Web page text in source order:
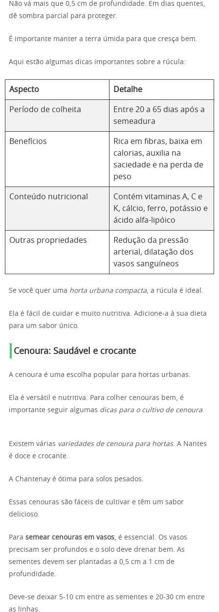
Não vá mais que 0,5 cm de profundidade. Em dias quentes,
dê sombra parcial para proteger.
É importante manter a terra úmida para que cresça bem.
Aqui estão algumas dicas importantes sobre a rúcula:
Aspecto Detalhe
Período de colheita
Entre 20 a 65 dias após a
semeadura
Benefícios
Rica em fibras, baixa em
calorias, auxilia na
saciedade e na perda de
peso
Conteúdo nutricional
Contém vitaminas A, C e
K, cálcio, ferro, potássio e
ácido alfa-lipóico
Outras propriedades
Redução da pressão
arterial, dilatação dos
vasos sanguíneos
Se você quer uma horta urbana compacta, a rúcula é ideal.
Ela é fácil de cuidar e muito nutritiva. Adicione-a à sua dieta
para um sabor único.
Cenoura: Saudável e crocante
A cenoura é uma escolha popular para hortas urbanas.
Ela é versátil e nutritiva. Para colher cenouras bem, é
importante seguir algumas dicas para o cultivo de cenoura.
Existem várias variedades de cenoura para hortas. A Nantes
é doce e crocante.
A Chantenay é ótima para solos pesados.
Essas cenouras são fáceis de cultivar e têm um sabor
delicioso.
Para semear cenouras em vasos, é essencial. Os vasos
precisam ser profundos e o solo deve drenar bem. As
sementes devem ser plantadas a 0,5 cm a 1 cm de
profundidade.
Deve-se deixar 5-10 cm entre as sementes e 20-30 cm entre
as linhas.